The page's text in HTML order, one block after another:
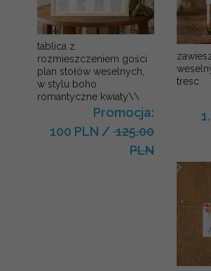
tablica z
rozmieszczeniem gości
plan stołów weselnych,
w stylu boho
romantyczne kwiaty\\
Promocja:
100 PLN /125.00
PLN
tresc